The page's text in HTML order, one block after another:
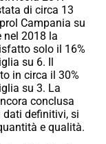
di circa 13
Campania su
nel 2018 la
solo il 16%
su 6. Il
in circa il 30%
su 3. La
conclusa
dati definitivi, si
e qualità.